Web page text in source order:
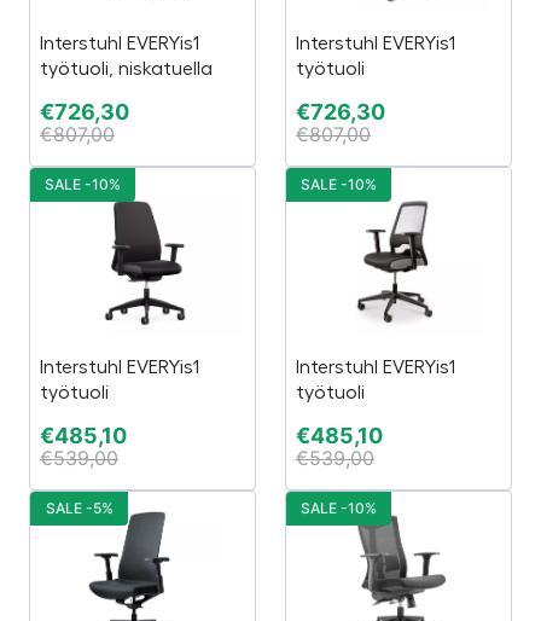
Interstuhl EVERYis1
työtuoli, niskatuella
€726,30
€807,00
Interstuhl EVERYis1
työtuoli
€726,30
€807,00
Interstuhl EVERYis1
työtuoli
€485,10
€539,00
SALE -10%
Interstuhl EVERYis1
työtuoli
€485,10
€539,00
SALE -10%
SALE -5% SALE -10%